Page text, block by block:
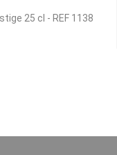
25 cl - REF 1138